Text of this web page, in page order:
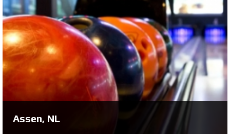
Assen, NL